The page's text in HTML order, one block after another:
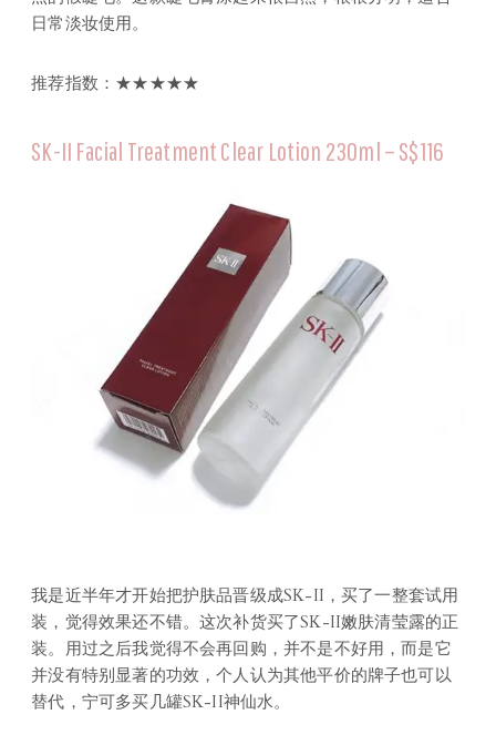
日常淡妆使用。
推荐指数：★★★★★
SK-II Facial Treatment Clear Lotion 230ml – S$116
我是近半年才开始把护肤品晋级成SK-II，买了一整套试用
装，觉得效果还不错。这次补货买了SK-II嫩肤清莹露的正
装。用过之后我觉得不会再回购，并不是不好用，而是它
并没有特别显著的功效，个人认为其他平价的牌子也可以
替代，宁可多买几罐SK-II神仙水。